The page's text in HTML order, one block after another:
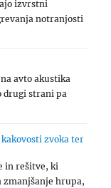
izvrstni
notranjosti
avto akustika
drugi strani pa
zvoka ter
in rešitve, ki
zmanjšanje hrupa,